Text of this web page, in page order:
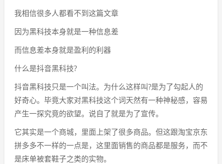
我相信很多人都看不到这篇文章
因为黑科技本身就是一种信息差
而信息差本身就是盈利的利器
什么是抖音黑科技?
抖音黑科技只是一个叫法。为什么这样叫?是为了勾起人的
好奇心。毕竟大家对黑科技这个词天然有一种神秘感，容易
产生一探究竟的欲望。说自了就是为了宣传。
它其实是一个商城，里面上架了很多商品。但这跟淘宝京东
拼多多不一样的一点是，这里面销售的商品都是服务，而不
是床单被套鞋子之类的实物。